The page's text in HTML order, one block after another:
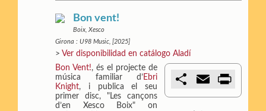
Bon vent!
Boix, Xesco
Girona : U98 Music, [2025]
>Ver disponibilidad en catálogo Aladí
m
Bon Vent!, és el projecte de
música familiar d’Ebri
Knight, i publica el seu
primer disc, "Les cançons
d’en Xesco Boix" on